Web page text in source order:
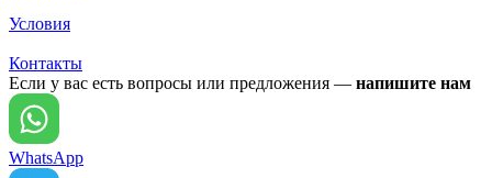
Условия
Контакты
Если у вас есть вопросы или предложения — напишите нам
WhatsApp